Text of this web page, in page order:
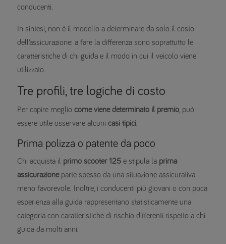
conducenti.
In sintesi, non è il modello a determinare da solo il costo
dell’assicurazione: a fare la differenza sono soprattutto le
caratteristiche di chi guida e il modo in cui il veicolo viene
utilizzato.
Tre profili, tre logiche di costo
Per capire meglio come viene determinato il premio , può
essere utile osservare alcuni casi tipici.
Prima polizza o patente da poco
Chi acquista il primo scooter 125 e stipula la prima
assicurazioneparte spesso da una situazione assicurativa
meno favorevole. Inoltre, i conducenti più giovani o con poca
esperienza alla guida rappresentano statisticamente una
categoria con caratteristiche di rischio differenti rispetto a chi
guida da molti anni.